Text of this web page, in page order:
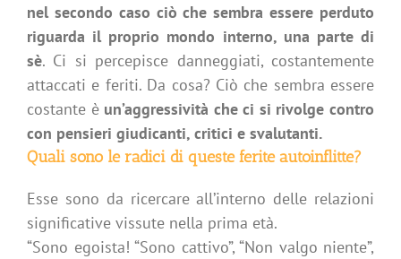
nel secondo caso ciò che sembra essere perduto
riguarda il proprio mondo interno, una parte di
sè. Ci si percepisce danneggiati, costantemente
attaccati e feriti. Da cosa? Ciò che sembra essere
costante è un’aggressività che ci si rivolge contro
con pensieri giudicanti, critici e svalutanti.
Quali sono le radici di queste ferite autoinflitte?
Esse sono da ricercare all’interno delle relazioni
significative vissute nella prima età.
“Sono egoista! “Sono cattivo”, “Non valgo niente”,